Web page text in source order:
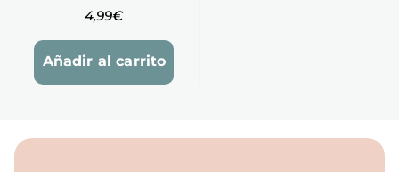
4,99€
Añadir al carrito